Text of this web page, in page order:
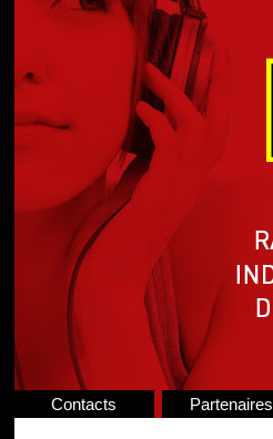
Contacts Partenaires